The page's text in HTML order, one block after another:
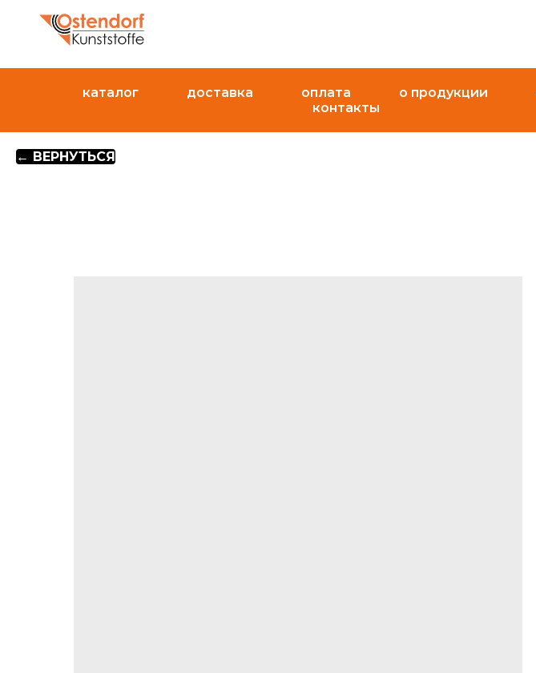
каталог доставка оплата о продукции
контакты
← ВЕРНУТЬСЯ